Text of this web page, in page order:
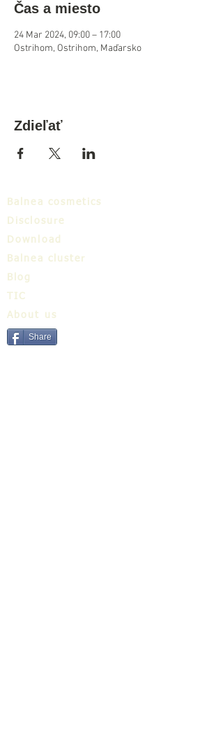
Čas a miesto
24 Mar 2024, 09:00 – 17:00
Ostrihom, Ostrihom, Maďarsko
Zdieľať
Balnea cosmetics
Disclosure
Download
Balnea cluster
Blog
TIC
About us
Share